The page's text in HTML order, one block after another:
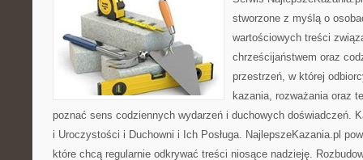
stworzone z myślą o
wartościowych treści
chrześcijaństwem oraz
przestrzeń, w której
kazania, rozważania oraz
poznać sens codziennych wydarzeń i duchowych doświadczeń.
i Uroczystości i Duchowni i Ich Posługa. NajlepszeKazania.pl
które chcą regularnie odkrywać treści niosące nadzieję.